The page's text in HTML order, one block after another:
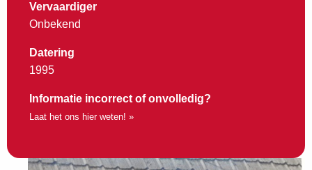
Vervaardiger
Onbekend
Datering
1995
Informatie incorrect of onvolledig?
Laat het ons hier weten! »